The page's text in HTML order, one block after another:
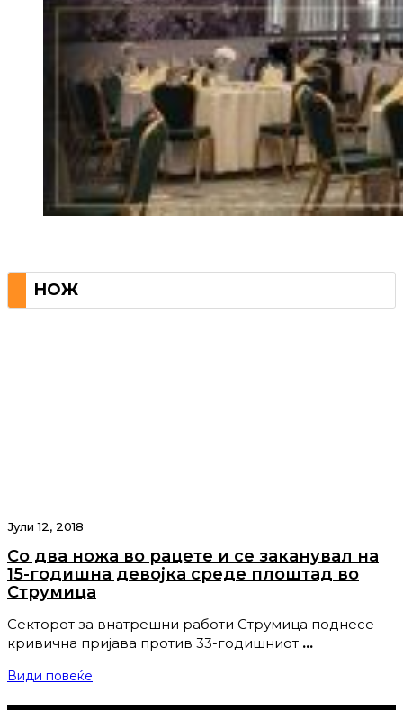
НОЖ
Јули 12, 2018
Со два ножа во рацете и се заканувал на
15-годишна девојка среде плоштад во
Струмица
Секторот за внатрешни работи Струмица поднесе
кривична пријава против 33-годишниот …
Види повеќе